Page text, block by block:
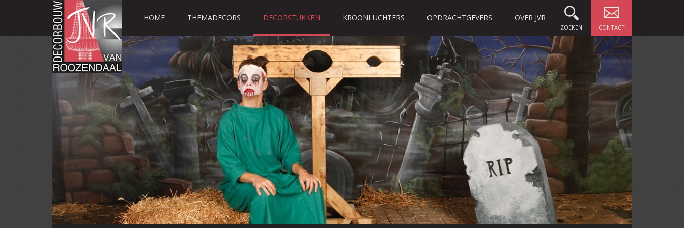
HOME THEMADECORS DECORSTUKKEN KROONLUCHTERS OPDRACHTGEVERS OVER JVR
CONTACT
ZOEKEN